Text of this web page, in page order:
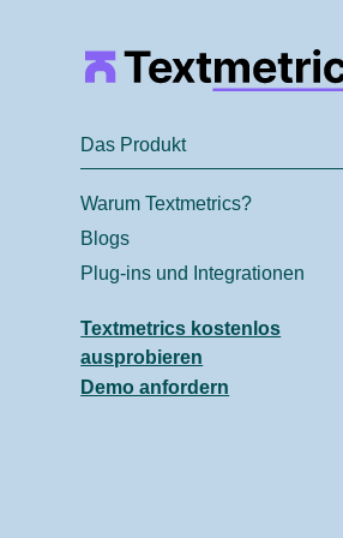
Das Produkt
Warum Textmetrics?
Blogs
Plug-ins und Integrationen
Textmetrics kostenlos
ausprobieren
Demo anfordern